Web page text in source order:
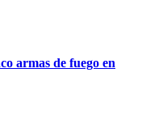
armas de fuego en